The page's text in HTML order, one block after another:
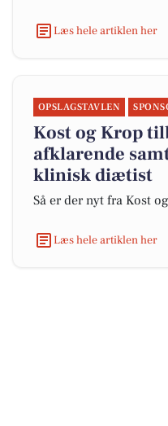
Læs hele artiklen her
OPSLAGSTAVLEN
Kost og Krop
afklarende
klinisk diætist
Så er der nyt fra Kost
Læs hele artiklen her